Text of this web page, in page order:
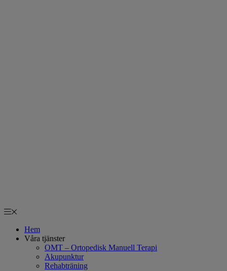
Hem
Våra tjänster
OMT – Ortopedisk Manuell Terapi
Akupunktur
Rehabträning